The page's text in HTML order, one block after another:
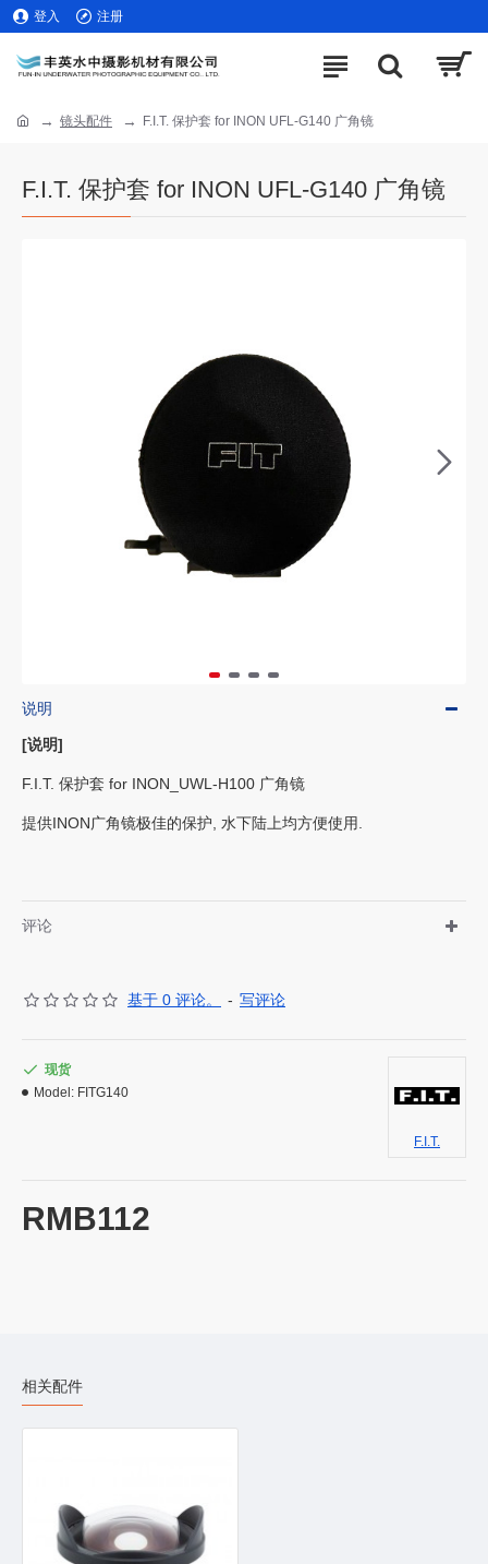
登入 注册
镜头配件 F.I.T. 保护套 for INON UFL-G140 广角镜
F.I.T. 保护套 for INON UFL-G140 广角镜
说明
[说明]
F.I.T. 保护套 for INON_UWL-H100 广角镜
提供INON广角镜极佳的保护, 水下陆上均方便使用.
评论
基于 0 评论。 - 写评论
RMB112
现货
Model: FITG140
F.I.T.
相关配件